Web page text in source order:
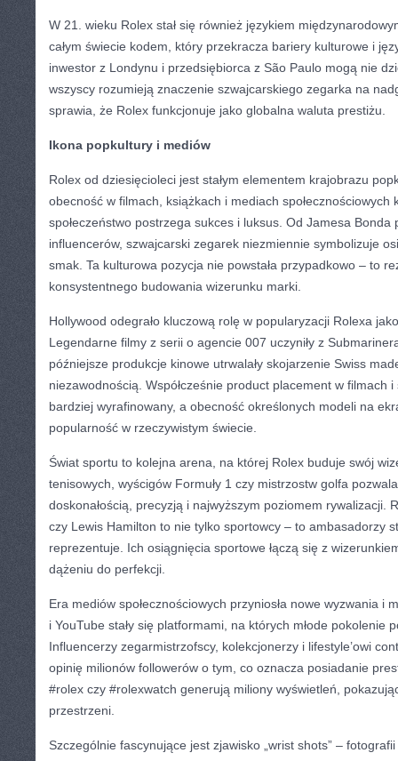
W 21. wieku Rolex stał się również językiem
całym świecie kodem, który przekracza bariery kulturowe i
inwestor z Londynu i przedsiębiorca z São Paulo mogą nie
wszyscy rozumieją znaczenie szwajcarskiego zegarka na
sprawia, że Rolex funkcjonuje jako globalna waluta prestiżu.
Ikona popkultury i mediów
Rolex od dziesięcioleci jest stałym elementem krajobrazu
obecność w filmach, książkach i mediach społecznościowych
społeczeństwo postrzega sukces i luksus. Od Jamesa Bonda
influencerów, szwajcarski zegarek niezmiennie symbolizuje
smak. Ta kulturowa pozycja nie powstała przypadkowo – to
konsystentnego budowania wizerunku marki.
Hollywood odegrało kluczową rolę w popularyzacji Rolexa
Legendarne filmy z serii o agencie 007 uczyniły z
późniejsze produkcje kinowe utrwalały skojarzenie Swiss
niezawodnością. Współcześnie product placement w filmach i
bardziej wyrafinowany, a obecność określonych modeli na
popularność w rzeczywistym świecie.
Świat sportu to kolejna arena, na której Rolex buduje swój
tenisowych, wyścigów Formuły 1 czy mistrzostw golfa
doskonałością, precyzją i najwyższym poziomem rywalizacji.
czy Lewis Hamilton to nie tylko sportowcy – to ambasadorzy
reprezentuje. Ich osiągnięcia sportowe łączą się z
dążeniu do perfekcji.
Era mediów społecznościowych przyniosła nowe wyzwania i
i YouTube stały się platformami, na których młode pokolenie
Influencerzy zegarmistrzofscy, kolekcjonerzy i lifestyle’owi
opinię milionów followerów o tym, co oznacza posiadanie
#rolex czy #rolexwatch generują miliony wyświetleń,
przestrzeni.
Szczególnie fascynujące jest zjawisko „wrist shots” –